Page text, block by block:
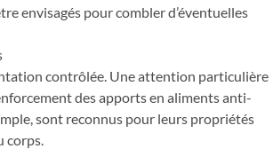
envisagés pour combler d’éventuelles
contrôlée. Une attention particulière
des apports en aliments anti-
sont reconnus pour leurs propriétés